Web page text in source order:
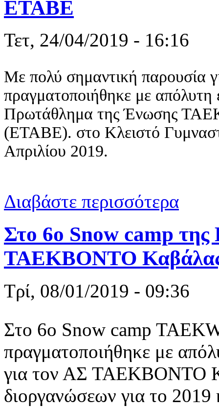
ΕΤΑΒΕ
Τετ, 24/04/2019 - 16:16
Με πολύ σημαντική
πραγματοποιήθηκε με απόλυτη
Πρωτάθλημα της Ένωσης
(ΕΤΑΒΕ). στο Κλειστό
Απριλίου 2019.
Διαβάστε περισσότερα
Στο 6ο Snow camp της
ΤΑΕΚΒΟΝΤΟ
Τρί, 08/01/2019 - 09:36
Στο 6ο Snow camp
πραγματοποιήθηκε με
για τον ΑΣ ΤΑΕΚΒΟΝΤΟ
διοργανώσεων για το 2019